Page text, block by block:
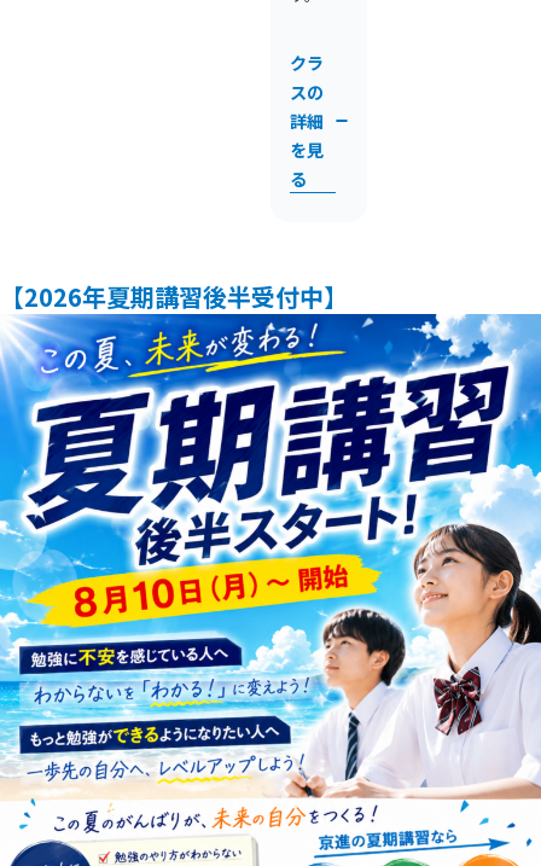
クラ
スの
詳細
を見
る
【2026年夏期講習後半受付中】